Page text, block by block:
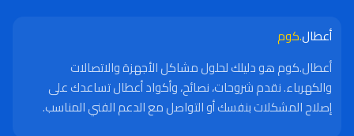
أعطال.كوم
أعطال.كوم هو دليلك لحلول مشاكل الأجهزة والاتصالات
والكهرباء. نقدم شروحات، نصائح، وأكواد أعطال تساعدك على
إصلاح المشكلات بنفسك أو التواصل مع الدعم الفني المناسب.